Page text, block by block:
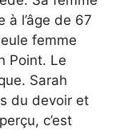
à l’âge de 67
femme
Point. Le
Sarah
du devoir et
c’est